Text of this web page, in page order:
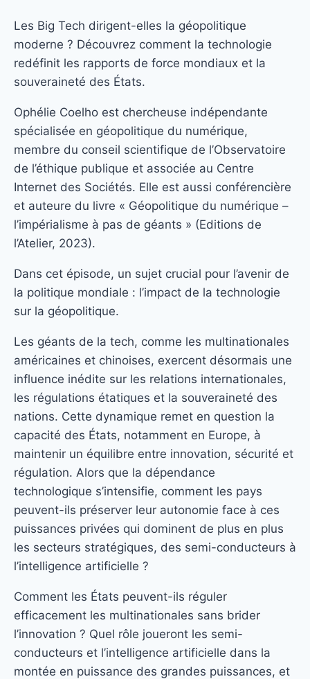
Les Big Tech dirigent-elles la géopolitique
moderne ? Découvrez comment la technologie
redéfinit les rapports de force mondiaux et la
souveraineté des États.
Ophélie Coelho est chercheuse indépendante
spécialisée en géopolitique du numérique,
membre du conseil scientifique de l’Observatoire
de l’éthique publique et associée au Centre
Internet des Sociétés. Elle est aussi conférencière
et auteure du livre « Géopolitique du numérique –
l’impérialisme à pas de géants » (Editions de
l’Atelier, 2023).
Dans cet épisode, un sujet crucial pour l’avenir de
la politique mondiale : l’impact de la technologie
sur la géopolitique.
Les géants de la tech, comme les multinationales
américaines et chinoises, exercent désormais une
influence inédite sur les relations internationales,
les régulations étatiques et la souveraineté des
nations. Cette dynamique remet en question la
capacité des États, notamment en Europe, à
maintenir un équilibre entre innovation, sécurité et
régulation. Alors que la dépendance
technologique s’intensifie, comment les pays
peuvent-ils préserver leur autonomie face à ces
puissances privées qui dominent de plus en plus
les secteurs stratégiques, des semi-conducteurs à
l’intelligence artificielle ?
Comment les États peuvent-ils réguler
efficacement les multinationales sans brider
l’innovation ? Quel rôle joueront les semi-
conducteurs et l’intelligence artificielle dans la
montée en puissance des grandes puissances, et